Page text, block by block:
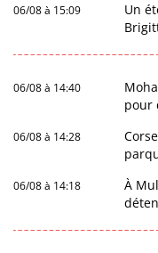
06/08 à 15:09
Un
06/08 à 14:40
pour
06/08 à 14:28
06/08 à 14:18
À